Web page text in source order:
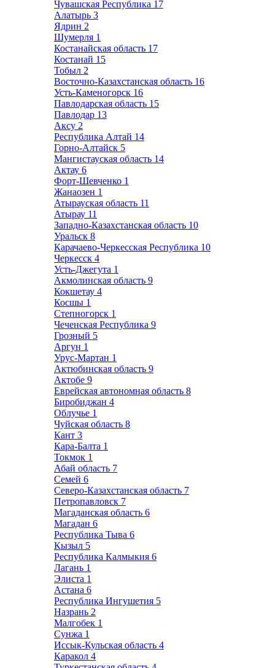
Чувашская Республика 17
Алатырь 3
Ядрин 2
Шумерля 1
Костанайская область 17
Костанай 15
Тобыл 2
Восточно-Казахстанская область 16
Усть-Каменогорск 16
Павлодарская область 15
Павлодар 13
Аксу 2
Республика Алтай 14
Горно-Алтайск 5
Мангистауская область 14
Актау 6
Форт-Шевченко 1
Жанаозен 1
Атырауская область 11
Атырау 11
Западно-Казахстанская область 10
Уральск 8
Карачаево-Черкесская Республика 10
Черкесск 4
Усть-Джегута 1
Акмолинская область 9
Кокшетау 4
Косшы 1
Степногорск 1
Чеченская Республика 9
Грозный 5
Аргун 1
Урус-Мартан 1
Актюбинская область 9
Актобе 9
Еврейская автономная область 8
Биробиджан 4
Облучье 1
Чуйская область 8
Кант 3
Кара-Балта 1
Токмок 1
Абай область 7
Семей 6
Северо-Казахстанская область 7
Петропавловск 7
Магаданская область 6
Магадан 6
Республика Тыва 6
Кызыл 5
Республика Калмыкия 6
Лагань 1
Элиста 1
Астана 6
Республика Ингушетия 5
Назрань 2
Малгобек 1
Сунжа 1
Иссык-Кульская область 4
Каракол 4